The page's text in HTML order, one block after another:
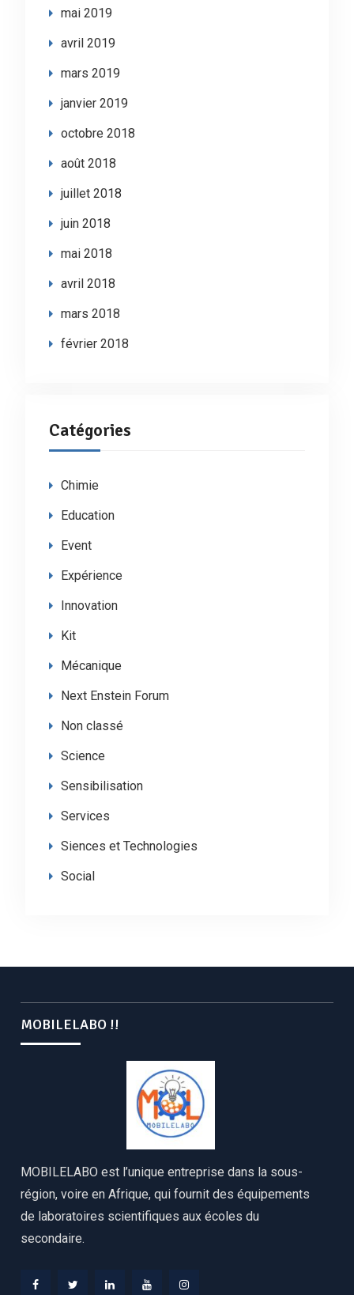
mai 2019
avril 2019
mars 2019
janvier 2019
octobre 2018
août 2018
juillet 2018
juin 2018
mai 2018
avril 2018
mars 2018
février 2018
Catégories
Chimie
Education
Event
Expérience
Innovation
Kit
Mécanique
Next Enstein Forum
Non classé
Science
Sensibilisation
Services
Siences et Technologies
Social
MOBILELABO !!
MOBILELABO est l’unique entreprise dans la sous-
région, voire en Afrique, qui fournit des équipements
de laboratoires scientifiques aux écoles du
secondaire.